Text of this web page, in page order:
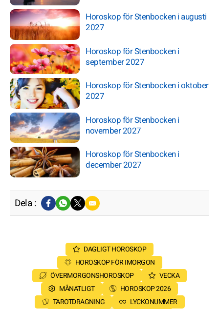
Horoskop för Stenbocken i augusti
2027
Horoskop för Stenbocken i
september 2027
Horoskop för Stenbocken i oktober
2027
Horoskop för Stenbocken i
november 2027
Horoskop för Stenbocken i
december 2027
Dela :
DAGLIGT HOROSKOP
HOROSKOP FÖR IMORGON
ÖVERMORGONSHOROSKOP
VECKA
MÅNATLIGT
HOROSKOP 2026
TAROTDRAGNING
LYCKONUMMER